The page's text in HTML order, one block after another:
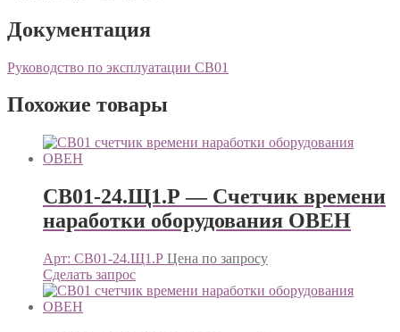
Документация
Руководство по эксплуатации СВ01
Похожие товары
СВ01-24.Щ1.Р — Счетчик времени
наработки оборудования ОВЕН
Арт: СВ01-24.Щ1.Р Цена по запросу
Сделать запрос